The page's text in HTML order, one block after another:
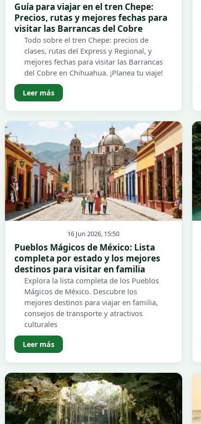
Guía para viajar en el tren Chepe:
Precios, rutas y mejores fechas para
visitar las Barrancas del Cobre
Todo sobre el tren Chepe: precios de
clases, rutas del Express y Regional, y
mejores fechas para visitar las Barrancas
del Cobre en Chihuahua. ¡Planea tu viaje!
Leer más
16 Jun 2026, 15:50
Pueblos Mágicos de México: Lista
completa por estado y los mejores
destinos para visitar en familia
Explora la lista completa de los Pueblos
Mágicos de México. Descubre los
mejores destinos para viajar en familia,
consejos de transporte y atractivos
culturales
Leer más